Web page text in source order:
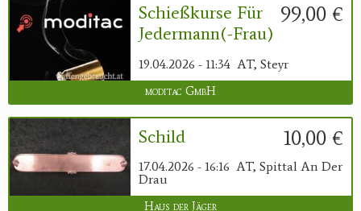
99,00 €
Schießkurse Für
Jedermann(-Frau)
19.04.2026 - 11:34 AT, Steyr
moditac GmbH
10,00 €
Schild
17.04.2026 - 16:16 AT, Spittal An Der
Drau
Haus der Jäger